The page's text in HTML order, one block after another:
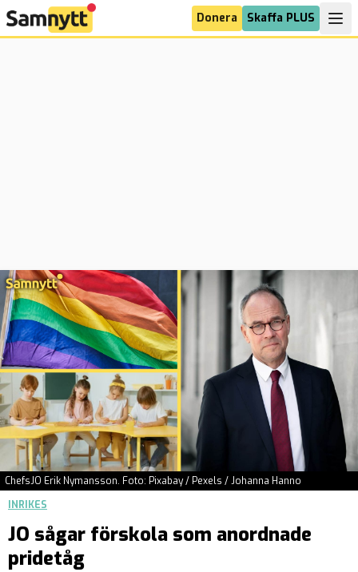
Donera Skaffa PLUS
ChefsJO Erik Nymansson. Foto: Pixabay / Pexels / Johanna Hanno
INRIKES
JO sågar förskola som anordnade
pridetåg